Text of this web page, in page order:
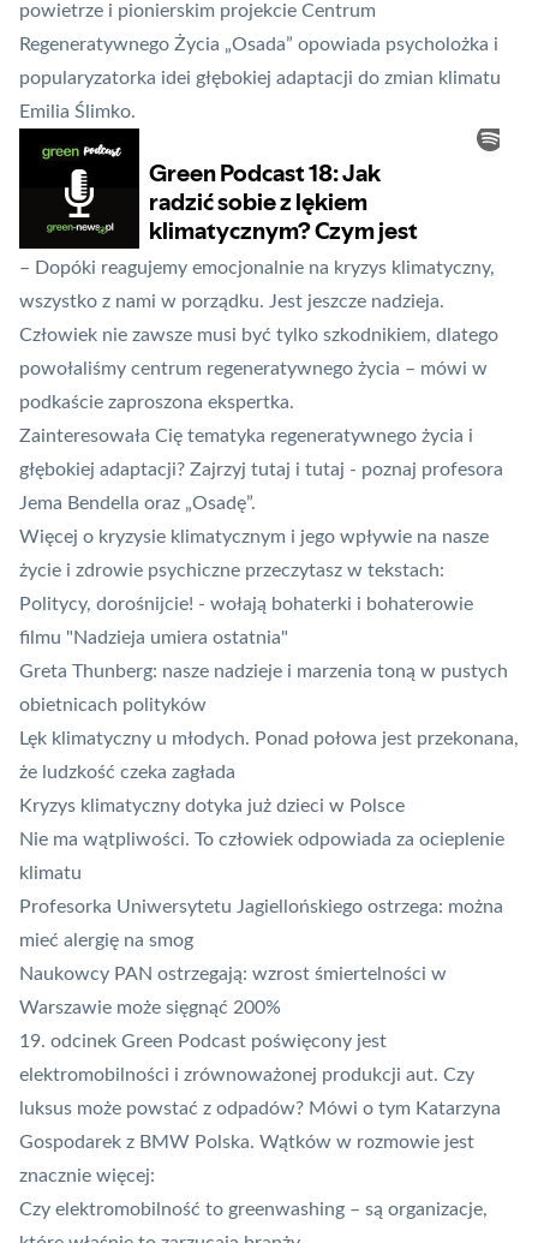
powietrze i pionierskim projekcie Centrum
Regeneratywnego Życia „Osada” opowiada psycholożka i
popularyzatorka idei głębokiej adaptacji do zmian klimatu
Emilia Ślimko.
– Dopóki reagujemy emocjonalnie na kryzys klimatyczny,
wszystko z nami w porządku. Jest jeszcze nadzieja.
Człowiek nie zawsze musi być tylko szkodnikiem, dlatego
powołaliśmy centrum regeneratywnego życia – mówi w
podkaście zaproszona ekspertka.
Zainteresowała Cię tematyka regeneratywnego życia i
głębokiej adaptacji? Zajrzyj tutaj i tutaj - poznaj profesora
Jema Bendella oraz „Osadę”.
Więcej o kryzysie klimatycznym i jego wpływie na nasze
życie i zdrowie psychiczne przeczytasz w tekstach:
Politycy, dorośnijcie! - wołają bohaterki i bohaterowie
filmu "Nadzieja umiera ostatnia"
Greta Thunberg: nasze nadzieje i marzenia toną w pustych
obietnicach polityków
Lęk klimatyczny u młodych. Ponad połowa jest przekonana,
że ludzkość czeka zagłada
Kryzys klimatyczny dotyka już dzieci w Polsce
Nie ma wątpliwości. To człowiek odpowiada za ocieplenie
klimatu
Profesorka Uniwersytetu Jagiellońskiego ostrzega: można
mieć alergię na smog
Naukowcy PAN ostrzegają: wzrost śmiertelności w
Warszawie może sięgnąć 200%
19. odcinek Green Podcast poświęcony jest
elektromobilności i zrównoważonej produkcji aut. Czy
luksus może powstać z odpadów? Mówi o tym Katarzyna
Gospodarek z BMW Polska. Wątków w rozmowie jest
znacznie więcej:
Czy elektromobilność to greenwashing – są organizacje,